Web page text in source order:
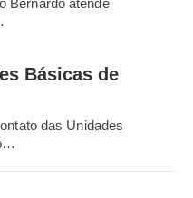
Básicas de
das Unidades